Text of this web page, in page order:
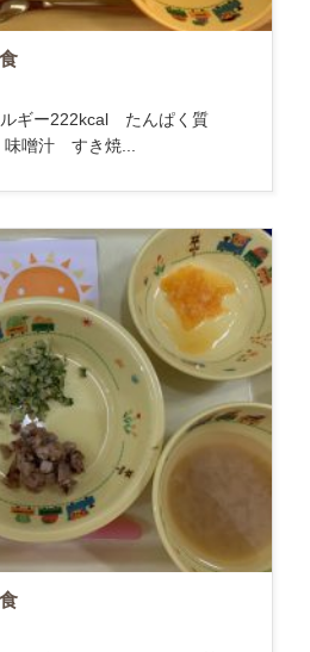
ルギー222kcal たんぱく質
噌汁 すき焼...